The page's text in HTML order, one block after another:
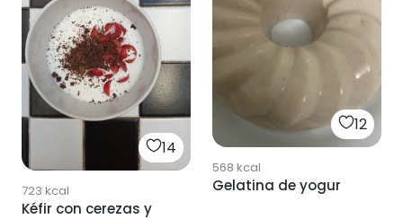
14
723 kcal
Kéfir con cerezas y
12
568 kcal
Gelatina de yogur